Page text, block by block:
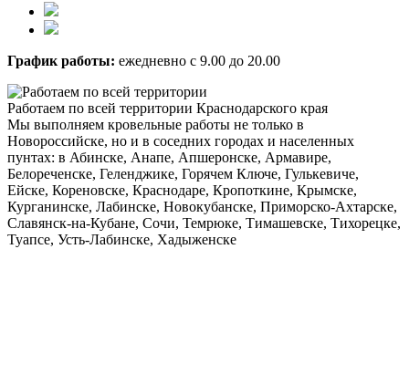
График работы: ежедневно с 9.00 до 20.00
Работаем по всей территории Краснодарского края
Мы выполняем кровельные работы не только в
Новороссийске, но и в соседних городах и населенных
пунтах: в Абинске, Анапе, Апшеронске, Армавире,
Белореченске, Геленджике, Горячем Ключе, Гулькевиче,
Ейске, Кореновске, Краснодаре, Кропоткине, Крымске,
Курганинске, Лабинске, Новокубанске, Приморско-Ахтарске,
Славянск-на-Кубане, Сочи, Темрюке, Тимашевске, Тихорецке,
Туапсе, Усть-Лабинске, Хадыженске